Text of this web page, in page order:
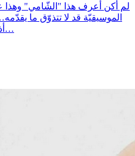
لم أكن أعرف هذا "الشّامي"
الموسيقيّة قد لا تتذوّق ما
أذواق الشّباب الّذين يحبّونه…فلكلّ…